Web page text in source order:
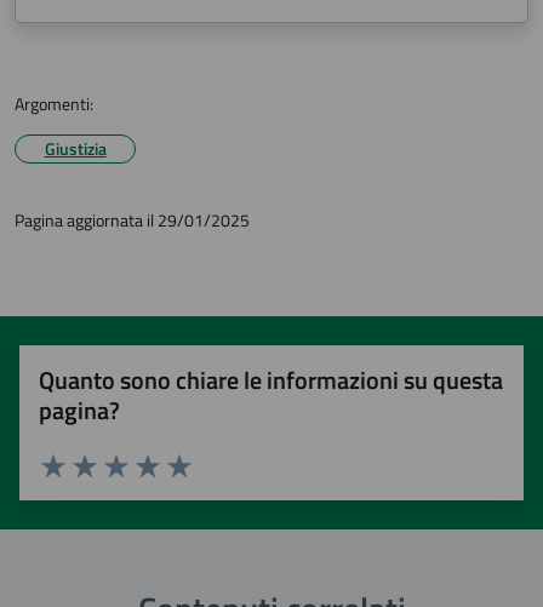
Argomenti:
Giustizia
Pagina aggiornata il 29/01/2025
Quanto sono chiare le informazioni su questa
pagina?
Valuta 5 stelle su 5
Valuta 4 stelle su 5
Valuta 3 stelle su 5
Valuta 2 stelle su 5
Valuta 1 stelle su 5